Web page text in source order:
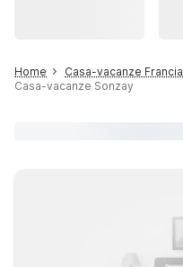
Home Casa-vacanze Francia
Casa-vacanze Sonzay